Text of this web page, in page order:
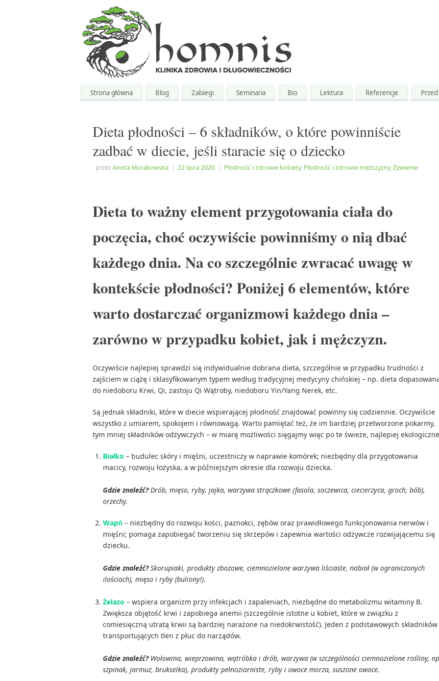
Strona główna Blog Zabiegi Seminaria Bio Lektura Referencje
Dieta płodności – 6 składników, o które powinniście
zadbać w diecie, jeśli staracie się o dziecko
przezAneta Murakowska | 22 lipca 2020 | Płodność i zdrowie kobiety, Płodność i zdrowie mężczyzny,Żywienie
Dieta to ważny element przygotowania ciała do
poczęcia, choć oczywiście powinniśmy o nią dbać
każdego dnia. Na co szczególnie zwracać uwagę w
kontekście płodności? Poniżej 6 elementów, które
warto dostarczać organizmowi każdego dnia –
zarówno w przypadku kobiet, jak i mężczyzn.
Oczywiście najlepiej sprawdzi się indywidualnie dobrana dieta, szczególnie w przypadku trudności z
zajściem w ciążę i sklasyfikowanym typem według tradycyjnej medycyny chińskiej – np. dieta
do niedoboru Krwi, Qi, zastoju Qi Wątroby, niedoboru Yin/Yang Nerek, etc.
Są jednak składniki, które w diecie wspierającej płodność znajdować powinny się codziennie. Oczywiście
wszystko z umiarem, spokojem i równowagą. Warto pamiętać też, że im bardziej przetworzone pokarmy,
tym mniej składników odżywczych – w miarę możliwości sięgajmy więc po te świeże, najlepiej
Białko – budulec skóry i mięśni, uczestniczy w naprawie komórek; niezbędny dla przygotowania
macicy, rozwoju łożyska, a w późniejszym okresie dla rozwoju dziecka.
Gdzie znaleźć?Drób, mięso, ryby, jajka, warzywa strączkowe (fasola, soczewica, ciecierzyca, groch, bób),
orzechy.
Wapń – niezbędny do rozwoju kości, paznokci, zębów oraz prawidłowego funkcjonowania nerwów i
mięśni; pomaga zapobiegać tworzeniu się skrzepów i zapewnia wartości odżywcze rozwijającemu się
dziecku.
Gdzie znaleźć?Skorupiaki, produkty zbożowe, ciemnozielone warzywa liściaste, nabiał (w ograniczonych
ilościach), mięso i ryby (buliony!).
Żelazo – wspiera organizm przy infekcjach i zapaleniach, niezbędne do metabolizmu witaminy B.
Zwiększa objętość krwi i zapobiega anemii (szczególnie istotne u kobiet, które w związku z
comiesięczną utratą krwii są bardziej narażone na niedokrwistość). Jeden z podstawowych składników
transportujących tlen z płuc do narządów.
Gdzie znaleźć? Wołowina, wieprzowina, wątróbka i drób, warzywa (w szczególności ciemnozielone rośliny,
szpinak, jarmuż, brukselka), produkty pełnoziarniste, ryby i owoce morza, suszone owoce.